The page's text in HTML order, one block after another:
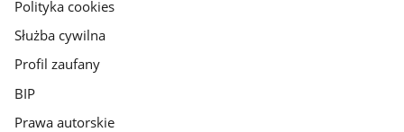
Polityka cookies
Służba cywilna
Profil zaufany
BIP
Prawa autorskie